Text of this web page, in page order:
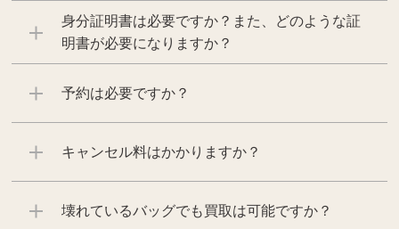
身分証明書は必要ですか？また、どのような証
明書が必要になりますか？
予約は必要ですか？
キャンセル料はかかりますか？
壊れているバッグでも買取は可能ですか？